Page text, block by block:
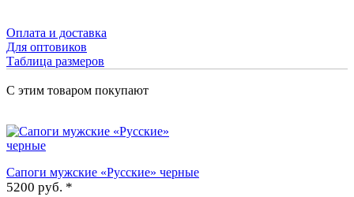
Оплата и доставка
Для оптовиков
Таблица размеров
С этим товаром покупают
Сапоги мужские «Русские» черные
5200 руб. *